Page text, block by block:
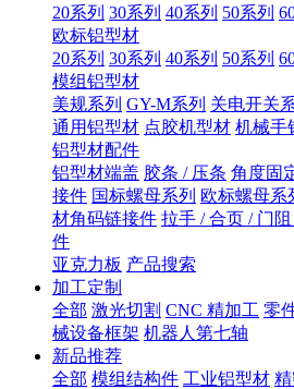
20系列 30系列 40系列 50系列
欧标铝型材
20系列 30系列 40系列 50系列
模组铝型材
美规系列 GY-M系列 关电开关
通用铝型材 点胶机型材 机械手
铝型材配件
铝型材端盖 胶条 / 压条 角度固
接件 国标螺母系列 欧标螺母系
材角码链接件 拉手 / 合页 / 门阻
件
亚克力板 产品搜索
加工定制
全部 激光切割 CNC 精加工 零
械设备框架 机器人第七轴
新品推荐
全部 模组结构件 工业铝型材